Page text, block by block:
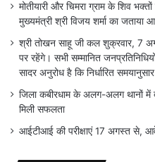
मोतीयारी और चिमरा ग्राम के शिव
मुख्यमंत्री श्री विजय शर्मा का जताया
श्री तोखन साहू जी कल शुक्रवार, 7
पर रहेंगे। सभी सम्मानित
सादर अनुरोध है कि निर्धारित
जिला कबीरधाम के अलग-अलग थानों में
मिली सफलता
आईटीआई की परीक्षाएं 17 अगस्त से,